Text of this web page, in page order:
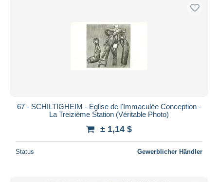
67 - SCHILTIGHEIM - Eglise de l'Immaculée Conception -
La Treizième Station (Véritable Photo)
± 1,14 $
Status Gewerblicher Händler